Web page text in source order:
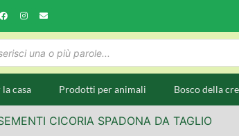
casa Prodotti per animali Bosco della
CICORIA SPADONA DA TAGLIO